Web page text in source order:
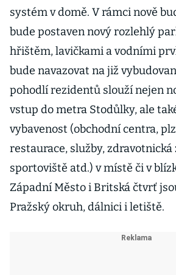
systém v domě. V rámci nově
bude postaven nový rozlehlý
hřištěm, lavičkami a vodními
bude navazovat na již
pohodlí rezidentů slouží nejen
vstup do metra Stodůlky, ale
vybavenost (obchodní centra,
restaurace, služby, zdravotnická
sportoviště atd.) v místě či v
Západní Město i Britská čtvrť
Pražský okruh, dálnici i letiště.